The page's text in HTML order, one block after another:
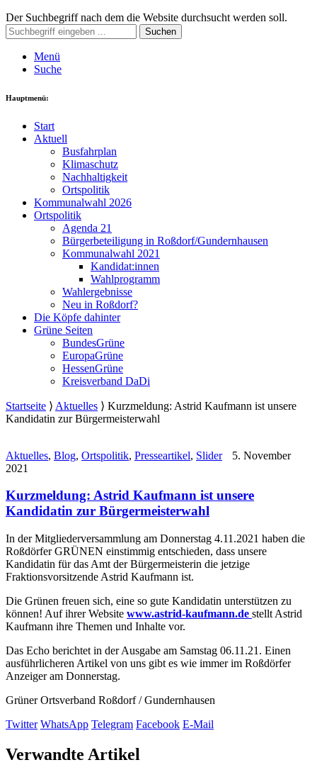
Der Suchbegriff nach dem die Website durchsucht werden soll.
Suchen
Menü
Suche
Hauptmenü:
Start
Aktuell
Busfahrplan
Klimaschutz
Nachhaltigkeit
Ortspolitik
Kommunalwahl 2026
Ortspolitik
Agenda 21
Bürgerbeteiligung in Roßdorf/Gundernhausen
Kommunalwahl 2021
Kandidat:innen
Wahlprogramm
Wahlergebnisse
Neu in Roßdorf?
Die Köpfe dahinter
Grüne Seiten
BundesGrüne
EuropaGrüne
HessenGrüne
Kreisverband DaDi
Startseite ⟩ Aktuelles ⟩ Kurzmeldung: Astrid Kaufmann ist unsere
Kandidatin zur Bürgermeisterwahl
Aktuelles, Blog, Ortspolitik, Presseartikel, Slider
5. November
2021
Kurzmeldung: Astrid Kaufmann ist unsere
Kandidatin zur Bürgermeisterwahl
In der Mitgliederversammlung am Donnerstag 4.11.2021 haben die
Roßdörfer GRÜNEN einstimmig entschieden, dass unsere
Kandidatin für das Amt der Bürgermeisterin die jetzige
Fraktionsvorsitzende Astrid Kaufmann ist.
Die Grünen freuen sich, eine so gute Kandidatin unterstützen zu
können! Auf ihrer Website www.astrid-kaufmann.de stellt Astrid
Kaufmann ihre Themen und Inhalte vor.
Das Echo berichtet in der Ausgabe am Samstag 06.11.21. Einen
ausführlicheren Artikel von uns gibt es wie immer im Roßdörfer
Anzeiger am Donnerstag.
Grüner Ortsverband Roßdorf / Gundernhausen
Twitter WhatsApp Telegram Facebook E-Mail
Verwandte Artikel